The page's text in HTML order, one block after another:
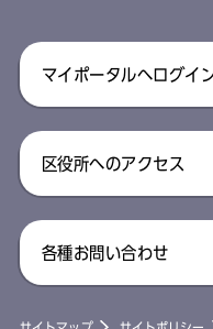
マイポータルへログイ
区役所へのアクセス
各種お問い合わせ